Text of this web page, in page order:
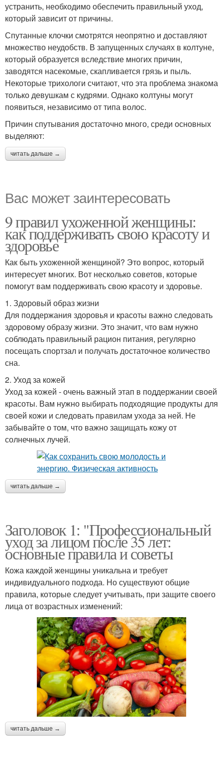
устранить, необходимо обеспечить правильный уход,
который зависит от причины.
Спутанные клочки смотрятся неопрятно и доставляют
множество неудобств. В запущенных случаях в колтуне,
который образуется вследствие многих причин,
заводятся насекомые, скапливается грязь и пыль.
Некоторые трихологи считают, что эта проблема знакома
только девушкам с кудрями. Однако колтуны могут
появиться, независимо от типа волос.
Причин спутывания достаточно много, среди основных
выделяют:
читать дальше →
Вас может заинтересовать
9 правил ухоженной женщины:
как поддерживать свою красоту и
здоровье
Как быть ухоженной женщиной? Это вопрос, который
интересует многих. Вот несколько советов, которые
помогут вам поддерживать свою красоту и здоровье.
1. Здоровый образ жизни
Для поддержания здоровья и красоты важно следовать
здоровому образу жизни. Это значит, что вам нужно
соблюдать правильный рацион питания, регулярно
посещать спортзал и получать достаточное количество
сна.
2. Уход за кожей
Уход за кожей - очень важный этап в поддержании своей
красоты. Вам нужно выбирать подходящие продукты для
своей кожи и следовать правилам ухода за ней. Не
забывайте о том, что важно защищать кожу от
солнечных лучей.
читать дальше →
Заголовок 1: "Профессиональный
уход за лицом после 35 лет:
основные правила и советы
Кожа каждой женщины уникальна и требует
индивидуального подхода. Но существуют общие
правила, которые следует учитывать, при защите своего
лица от возрастных изменений:
читать дальше →